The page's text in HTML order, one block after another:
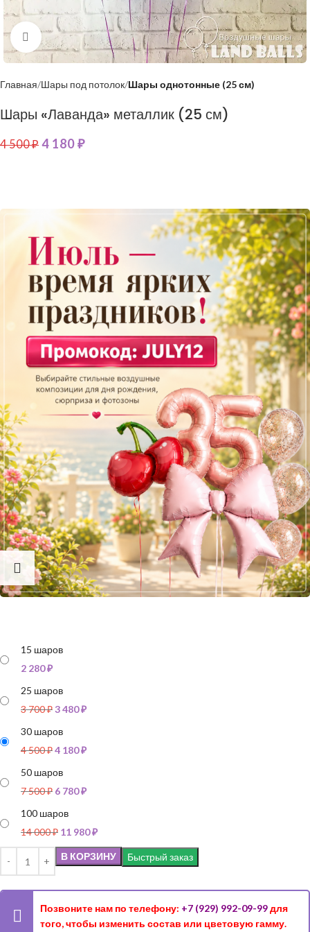
Нажмите, чтобы увеличить
Главная Шары под потолок Шары однотонные (25 см)
Шары «Лаванда» металлик (25 см)
4 500₽ 4 180₽
15 шаров
2 280₽
25 шаров
3 700₽3 480₽
30 шаров
4 500₽4 180₽
50 шаров
7 500₽ 6 780₽
100 шаров
14 000₽ 11 980₽
В КОРЗИНУ Быстрый заказ
Позвоните нам по телефону: +7 (929) 992-09-99для
того, чтобы изменить состав или цветовую гамму.